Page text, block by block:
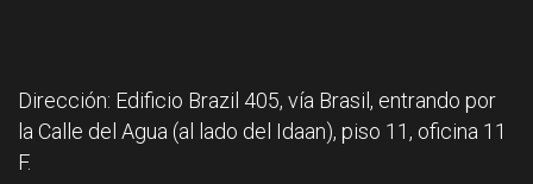
Dirección: Edificio Brazil 405, vía Brasil, entrando por
la Calle del Agua (al lado del Idaan), piso 11, oficina 11
F.